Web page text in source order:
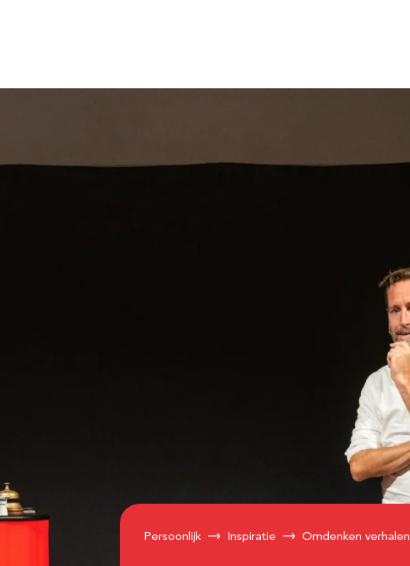
Persoonlijk Inspiratie Omdenken verhalen